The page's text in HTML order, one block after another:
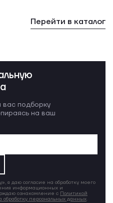
Перейти в каталог
подборку
на ваш
я даю согласие на обработку моего
информационных и
ознакомление с Политикой
обработку персональных данных.